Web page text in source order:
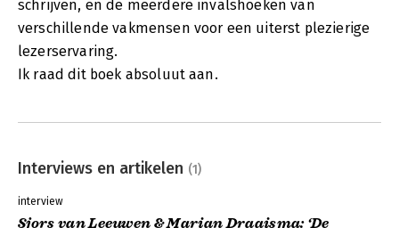
schrijven, en de meerdere invalshoeken van
verschillende vakmensen voor een uiterst plezierige
lezerservaring.
Ik raad dit boek absoluut aan.
Interviews en artikelen (1)
interview
Sjors van Leeuwen & Marian Draaisma: ‘De